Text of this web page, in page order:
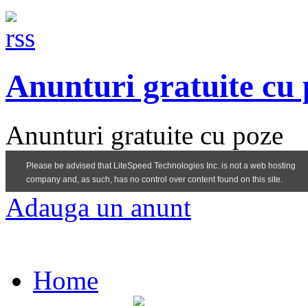
Anunturi gratuite cu
Anunturi gratuite cu poze
Adauga un anunt
Home